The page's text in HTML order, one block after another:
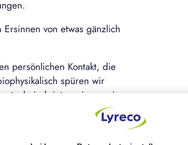
von etwas gänzlich
persönlichen Kontakt, die
spüren wir
interagieren wir
und kognitiv müssen
Das physische